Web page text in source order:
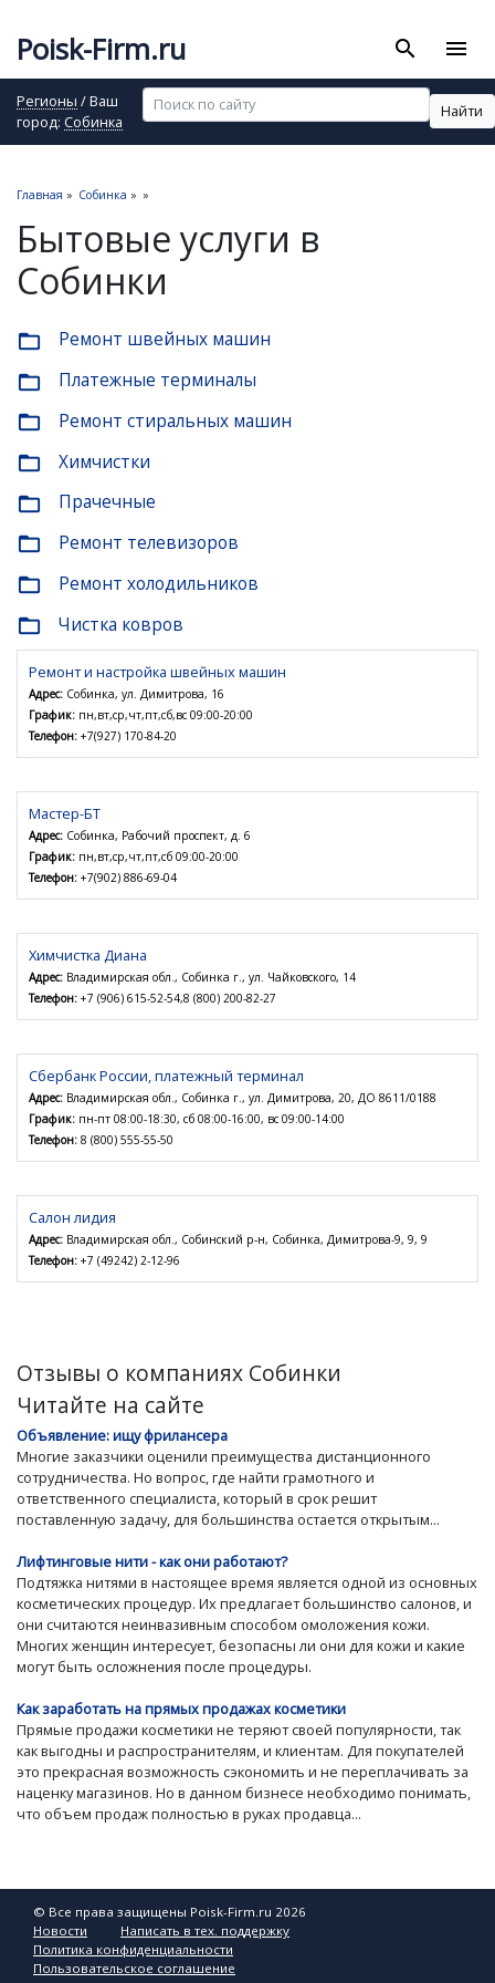
Poisk-Firm.ru search menu
Регионы / Ваш
город: Собинка
Найти
Главная » Собинка » »
Бытовые услуги в
Собинки
folder_open Ремонт швейных машин
folder_open Платежные терминалы
folder_open Ремонт стиральных машин
folder_open Химчистки
folder_open Прачечные
folder_open Ремонт телевизоров
folder_open Ремонт холодильников
folder_open Чистка ковров
Ремонт и настройка швейных машин
Адрес: Собинка, ул. Димитрова, 16
График: пн,вт,ср,чт,пт,сб,вс 09:00-20:00
Телефон: +7(927) 170-84-20
Мастер-БТ
Адрес: Собинка, Рабочий проспект, д. 6
График: пн,вт,ср,чт,пт,сб 09:00-20:00
Телефон: +7(902) 886-69-04
Химчистка Диана
Адрес: Владимирская обл., Собинка г., ул. Чайковского, 14
Телефон: +7 (906) 615-52-54,8 (800) 200-82-27
Сбербанк России, платежный терминал
Адрес: Владимирская обл., Собинка г., ул. Димитрова, 20, ДО 8611/0188
График: пн-пт 08:00-18:30, сб 08:00-16:00, вс 09:00-14:00
Телефон: 8 (800) 555-55-50
Салон лидия
Адрес: Владимирская обл., Собинский р-н, Собинка, Димитрова-9, 9, 9
Телефон: +7 (49242) 2-12-96
Отзывы о компаниях Собинки
Читайте на сайте
Объявление: ищу фрилансера
Многие заказчики оценили преимущества дистанционного
сотрудничества. Но вопрос, где найти грамотного и
ответственного специалиста, который в срок решит
поставленную задачу, для большинства остается открытым...
Лифтинговые нити - как они работают?
Подтяжка нитями в настоящее время является одной из основных
косметических процедур. Их предлагает большинство салонов, и
они считаются неинвазивным способом омоложения кожи.
Многих женщин интересует, безопасны ли они для кожи и какие
могут быть осложнения после процедуры.
Как заработать на прямых продажах косметики
Прямые продажи косметики не теряют своей популярности, так
как выгодны и распространителям, и клиентам. Для покупателей
это прекрасная возможность сэкономить и не переплачивать за
наценку магазинов. Но в данном бизнесе необходимо понимать,
что объем продаж полностью в руках продавца...
© Все права защищены Poisk-Firm.ru 2026
Новости
Написать в тех. поддержку
Политика конфиденциальности
Пользовательское соглашение